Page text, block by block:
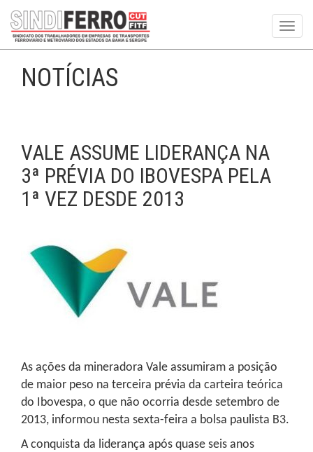
NOTÍCIAS
VALE ASSUME LIDERANÇA NA
3ª PRÉVIA DO IBOVESPA PELA
1ª VEZ DESDE 2013
As ações da mineradora Vale assumiram a posição
de maior peso na terceira prévia da carteira teórica
do Ibovespa, o que não ocorria desde setembro de
2013, informou nesta sexta-feira a bolsa paulista B3.
A conquista da liderança após quase seis anos